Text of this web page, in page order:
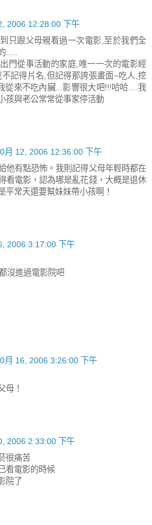
2006 12:28:00 下午
只跟父母親看過一次電影,至於我們全
.....
門從事活動的家庭,唯一一次的電影經
記得片名,但記得那誇張畫面~吃人,挖
從來不吃內臟...影響很大吧!!!哈哈....我
孩與老公常常從事家停活動
月 12, 2006 12:36:00 下午
他有點恐怖。我則記得父母年輕時都在
看電影，認為哪是亂花錢，大概是退休
平常天還要幫妹妹帶小孩啊！
2006 3:17:00 下午
沒進過電影院吧
月 16, 2006 3:26:00 下午
母！
2006 2:33:00 下午
很痛苦
看電影的時候
院了